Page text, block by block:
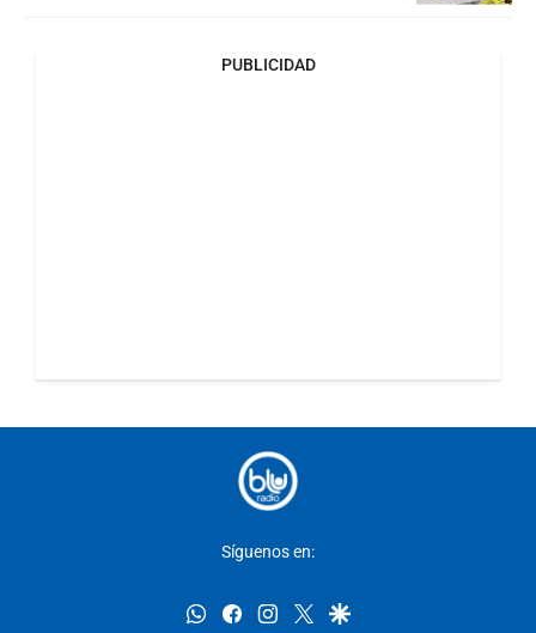
PUBLICIDAD
Síguenos en:
whatsappfacebookinstagram
twittergoogle